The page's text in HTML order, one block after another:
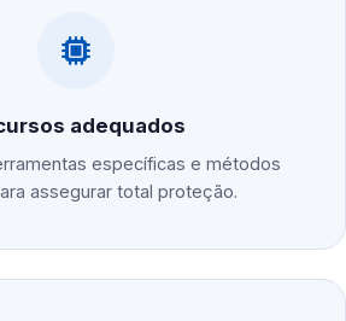
adequados
específicas e métodos
assegurar total proteção.